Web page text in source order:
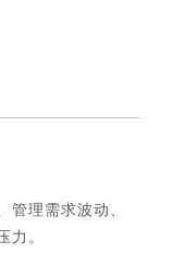
管理需求波动、
力。